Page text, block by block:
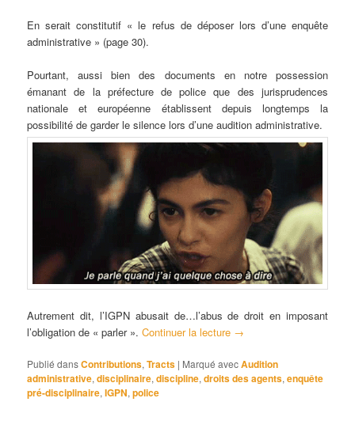
En serait constitutif « le refus de déposer lors d’une enquête
administrative » (page 30).
Pourtant, aussi bien des documents en notre possession
émanant de la préfecture de police que des jurisprudences
nationale et européenne établissent depuis longtemps la
possibilité de garder le silence lors d’une audition administrative.
Autrement dit, l’IGPN abusait de…l’abus de droit en imposant
l’obligation de « parler ».Continuer la lecture →
Publié dansContributions,Tracts | Marqué avecAudition
administrative,disciplinaire,discipline,droits des agents,enquête
pré-disciplinaire,IGPN,police